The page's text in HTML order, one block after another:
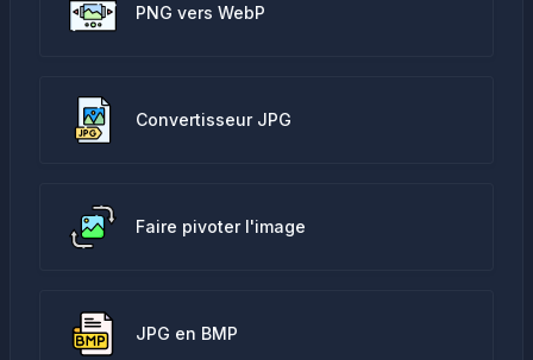
PNG vers WebP
Convertisseur JPG
Faire pivoter l'image
JPG en BMP